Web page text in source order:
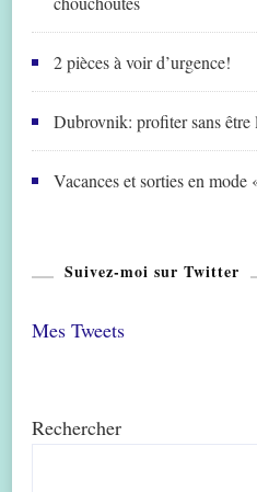
2 pièces à voir d’urgence!
Dubrovnik: profiter sans être
Vacances et sorties en mode
Suivez-moi sur Twitter
Mes Tweets
Rechercher